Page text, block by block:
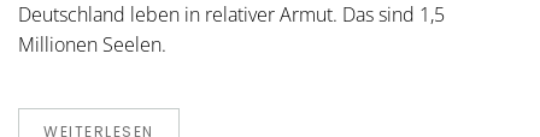
Deutschland leben in relativer Armut. Das sind 1,5
Millionen Seelen.
WEITERLESEN